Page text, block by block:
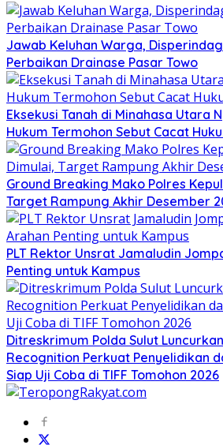
Jawab Keluhan Warga,
Perbaikan Drainase Pasar Towo
Eksekusi Tanah di Minahasa Utara
Hukum Termohon Sebut Cacat
Ground Breaking Mako Polres
Target Rampung Akhir Desember
​PLT Rektor Unsrat Jamaludin
Penting untuk Kampus
Ditreskrimum Polda Sulut
Recognition Perkuat Penyelidikan
Siap Uji Coba di TIFF Tomohon 2026